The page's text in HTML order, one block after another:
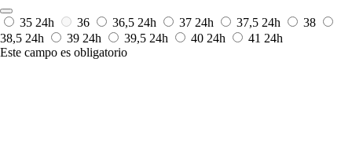
35 24h 36 36,5 24h 37 24h 37,5 24h
38
38,5 24h 39 24h 39,5 24h 40 24h 41 24h
Este campo es obligatorio